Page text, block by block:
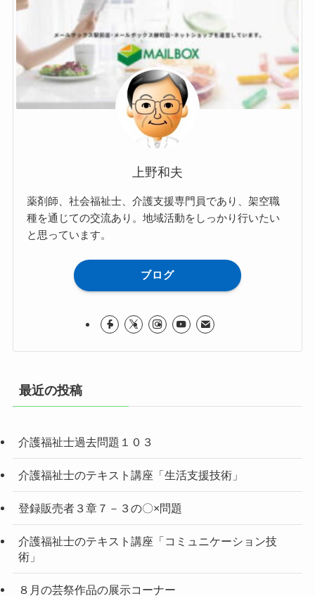
上野和夫
薬剤師、社会福祉士、介護支援専門員であり、架空職
種を通じての交流あり。地域活動をしっかり行いたい
と思っています。
ブログ
最近の投稿
介護福祉士過去問題１０３
介護福祉士のテキスト講座「生活支援技術」
登録販売者３章７－３の〇×問題
介護福祉士のテキスト講座「コミュニケーション技
術」
８月の芸祭作品の展示コーナー